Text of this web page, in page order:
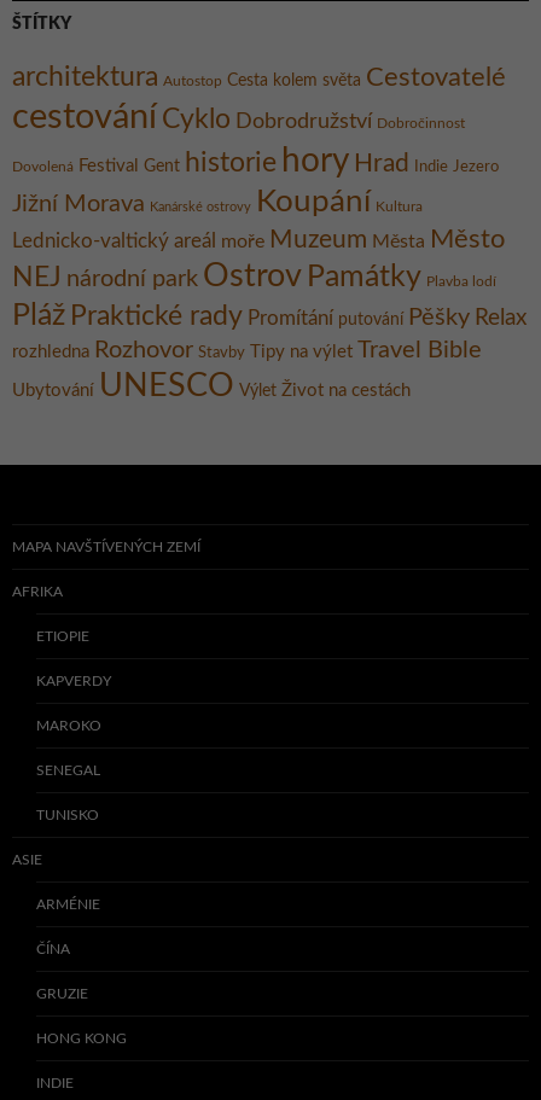
ŠTÍTKY
architektura Autostop Cesta kolem světa Cestovatelé
cestování Cyklo Dobrodružství Dobročinnost
Dovolená Festival Gent historie hory Hrad Indie Jezero
Jižní Morava Kanárské ostrovy Koupání Kultura
Lednicko-valtický areál moře Muzeum Města Město
NEJ národní park Ostrov Památky Plavba lodí
Pláž Praktické rady Promítání putování Pěšky Relax
rozhledna Rozhovor Stavby Tipy na výlet Travel Bible
Ubytování UNESCO Výlet Život na cestách
MAPA NAVŠTÍVENÝCH ZEMÍ
AFRIKA
ETIOPIE
KAPVERDY
MAROKO
SENEGAL
TUNISKO
ASIE
ARMÉNIE
ČÍNA
GRUZIE
HONG KONG
INDIE